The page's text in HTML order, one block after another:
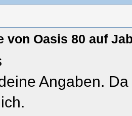
von Oasis 80 auf
Angaben.